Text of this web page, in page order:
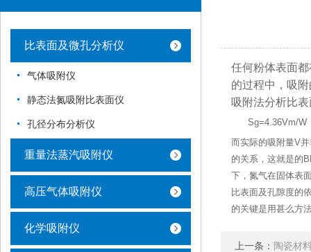
比表面及微孔分析仪
气体吸附仪
静态法氮吸附比表面仪
孔径分布分析仪
重量法蒸汽吸附仪
高压气体吸附仪
化学吸附仪
任何粉体表面
的过程中，吸
吸附法分析比
Sg=4.36Vm/W
而实际的吸附量V
的关系，这就是的
下，氮气在固体表
比表面及孔隙度的
的关键是用甚么方
上一条： 陶瓷材